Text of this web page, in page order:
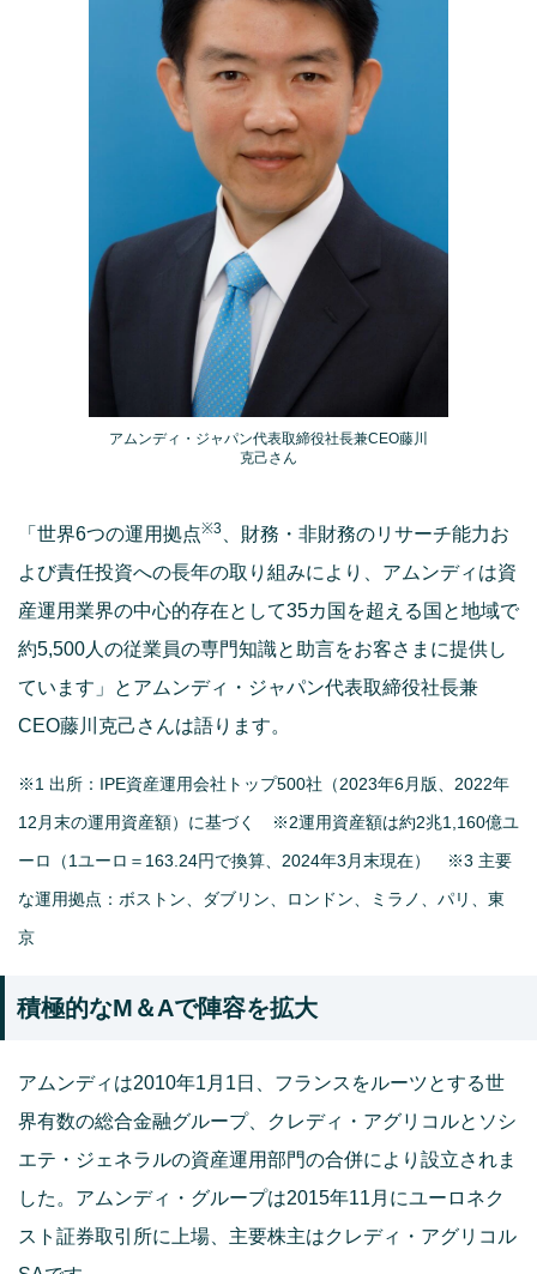
アムンディ・ジャパン代表取締役社長兼CEO藤川
克己さん
「世界6つの運用拠点※3
、財務・非財務のリサーチ能力お
よび責任投資への長年の取り組みにより、アムンディは資
産運用業界の中心的存在として35カ国を超える国と地域で
約5,500人の従業員の専門知識と助言をお客さまに提供し
ています」とアムンディ・ジャパン代表取締役社長兼
CEO藤川克己さんは語ります。
※1 出所：IPE資産運用会社トップ500社（2023年6月版、2022年
12月末の運用資産額）に基づく ※2運用資産額は約2兆1,160億ユ
ーロ（1ユーロ＝163.24円で換算、2024年3月末現在） ※3 主要
な運用拠点：ボストン、ダブリン、ロンドン、ミラノ、パリ、東
京
積極的なM＆Aで陣容を拡大
アムンディは2010年1月1日、フランスをルーツとする世
界有数の総合金融グループ、クレディ・アグリコルとソシ
エテ・ジェネラルの資産運用部門の合併により設立されま
した。アムンディ・グループは2015年11月にユーロネク
スト証券取引所に上場、主要株主はクレディ・アグリコル